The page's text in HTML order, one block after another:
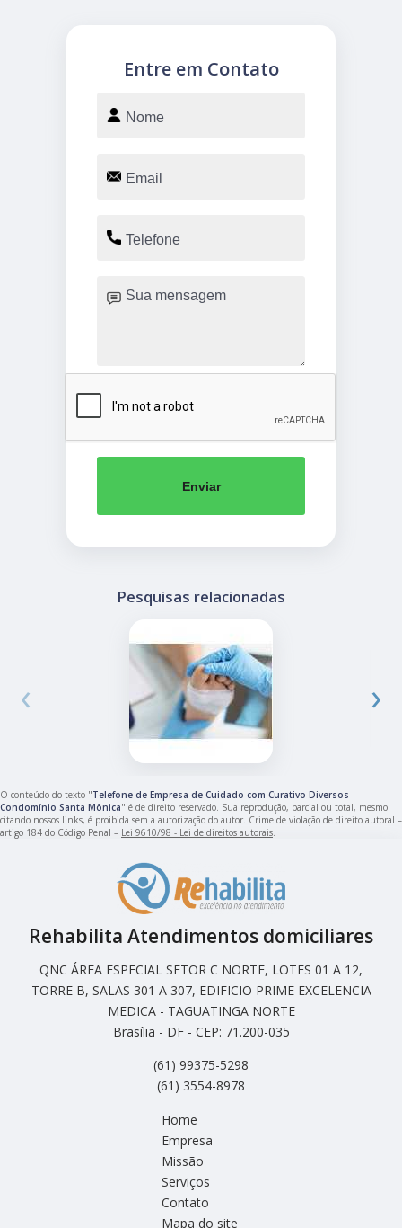
Entre em Contato
Enviar
Pesquisas relacionadas
‹ ›
O conteúdo do texto "Telefone de Empresa de Cuidado com Curativo Diversos
Condomínio Santa Mônica" é de direito reservado. Sua reprodução, parcial ou total, mesmo
citando nossos links, é proibida sem a autorização do autor. Crime de violação de direito autoral –
artigo 184 do Código Penal – Lei 9610/98 - Lei de direitos autorais.
Rehabilita Atendimentos domiciliares
QNC ÁREA ESPECIAL SETOR C NORTE, LOTES 01 A 12,
TORRE B, SALAS 301 A 307, EDIFICIO PRIME EXCELENCIA
MEDICA - TAGUATINGA NORTE
Brasília - DF - CEP: 71.200-035
(61) 99375-5298
(61) 3554-8978
Home
Empresa
Missão
Serviços
Contato
Mapa do site